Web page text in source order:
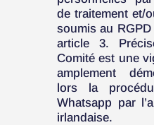
de traitement et/
soumis au
article 3.
Comité est une
amplement
lors la
Whatsapp par
irlandaise.